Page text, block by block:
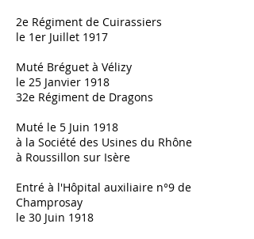
2e Régiment de Cuirassiers
le 1er Juillet 1917
Muté Bréguet à Vélizy
le 25 Janvier 1918
32e Régiment de Dragons
Muté le 5 Juin 1918
à la Société des Usines du Rhône
à Roussillon sur Isère
Entré à l'Hôpital auxiliaire n°9 de
Champrosay
le 30 Juin 1918